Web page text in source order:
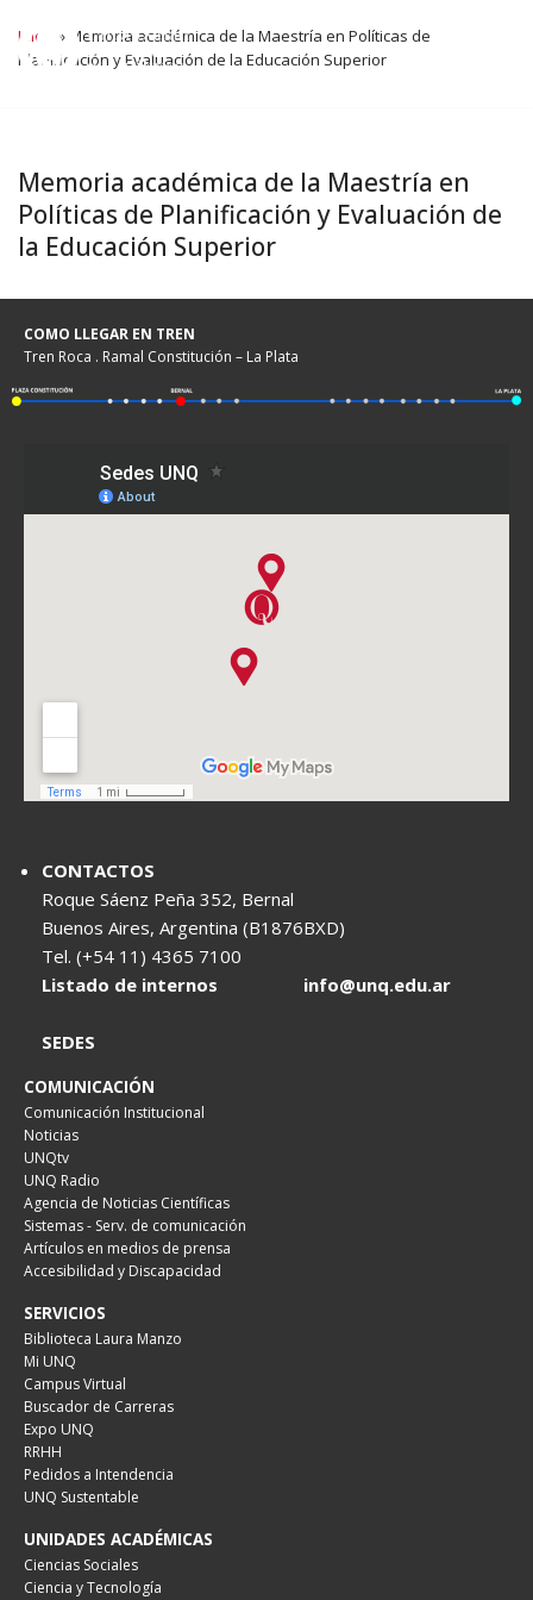
Ir
Inicio » Memoria académica de la Maestría en Políticas de
Planificación y Evaluación de la Educación Superior
Memoria académica de la Maestría en
Políticas de Planificación y Evaluación de
la Educación Superior
COMO LLEGAR EN TREN
Tren Roca . Ramal Constitución – La Plata
CONTACTOS
Roque Sáenz Peña 352, Bernal
Buenos Aires, Argentina (B1876BXD)
Tel. (+54 11) 4365 7100
Listado de internos
info@unq.edu.ar
SEDES
COMUNICACIÓN
Comunicación Institucional
Noticias
UNQtv
UNQ Radio
Agencia de Noticias Científicas
Sistemas - Serv. de comunicación
Artículos en medios de prensa
Accesibilidad y Discapacidad
SERVICIOS
Biblioteca Laura Manzo
Mi UNQ
Campus Virtual
Buscador de Carreras
Expo UNQ
RRHH
Pedidos a Intendencia
UNQ Sustentable
UNIDADES ACADÉMICAS
Ciencias Sociales
Ciencia y Tecnología